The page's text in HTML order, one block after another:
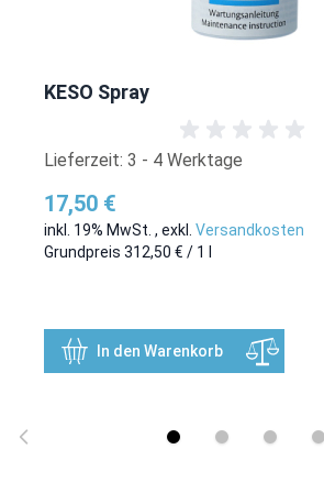
KESO Spray
Lieferzeit: 3 - 4 Werktage
17,50 €
inkl. 19% MwSt. , exkl. Versandkosten
Grundpreis 312,50 € / 1 l
In den Warenkorb